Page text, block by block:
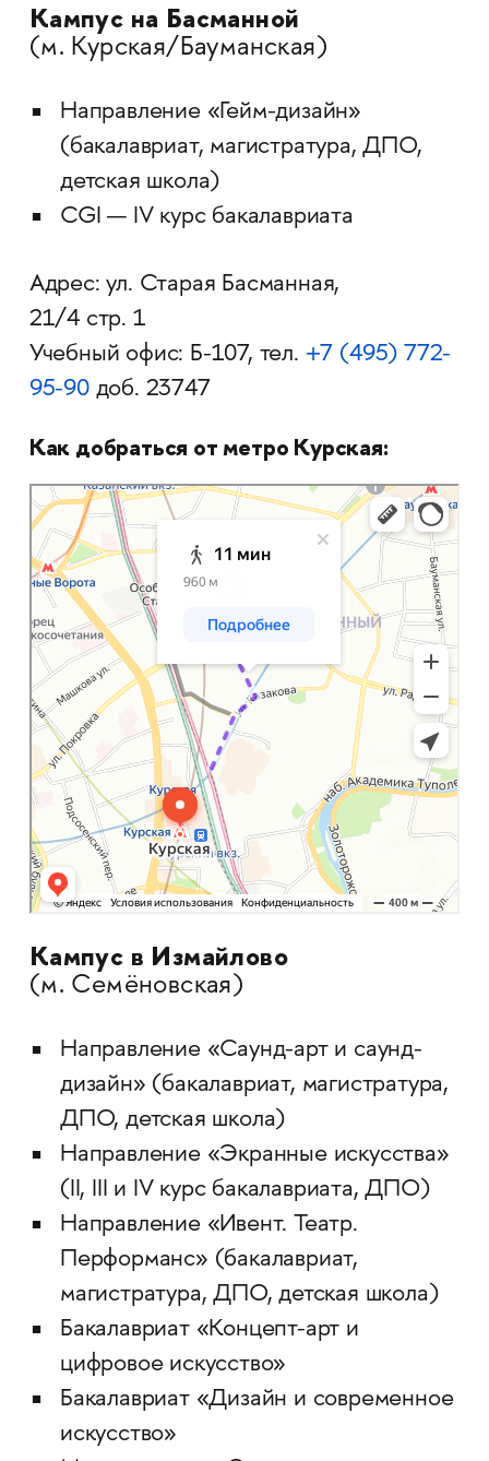
Кампус на Басманной
(м. Курская/Бауманская)
Направление «Гейм-дизайн»
(бакалавриат, магистратура, ДПО,
детская школа)
CGI — IV курс бакалавриата
Адрес: ул. Старая Басманная,
21/4 стр. 1
Учебный офис: Б-107, тел. +7 (495) 772-
95-90доб. 23747
Как добраться от метро Курская:
Москва
Яндекс Карты
Кампус в Измайлово
(м. Семёновская)
Направление «Саунд-арт и саунд-
дизайн» (бакалавриат, магистратура,
ДПО, детская школа)
Направление «Экранные искусства»
(II, III и IV курс бакалавриата, ДПО)
Направление «Ивент. Театр.
Перформанс» (бакалавриат,
магистратура, ДПО, детская школа)
Бакалавриат «Концепт-арт и
цифровое искусство»
Бакалавриат «Дизайн и современное
искусство»